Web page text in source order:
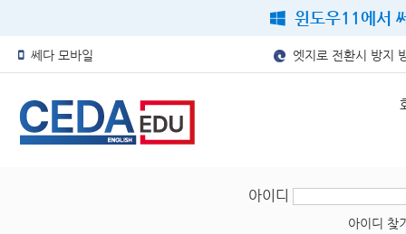
윈도우11에서
쎄다 모바일 엣지로 전환시 방지
아이디
아이디 찾